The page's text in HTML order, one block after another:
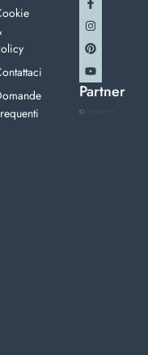
Partner